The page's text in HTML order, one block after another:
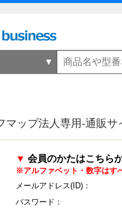
マップ法人専用-通販サ
▼ 会員のかたはこちら
※アルファベット・数字はす
メールアドレス(ID)：
パスワード：